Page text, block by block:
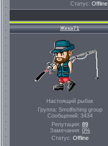
Статус: Offline
Жека71
Настоящий рыбак
Группа: Smolfishing group
Сообщений: 3434
Репутация: 89
Замечания: 0%
Статус: Offline